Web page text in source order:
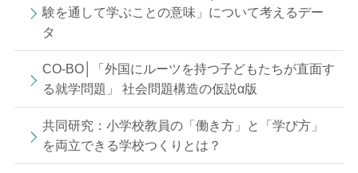
験を通して学ぶことの意味」について考えるデー
タ
CO-BO│「外国にルーツを持つ子どもたちが直面す
る就学問題」 社会問題構造の仮説α版
共同研究：小学校教員の「働き方」と「学び方」
を両立できる学校つくりとは？